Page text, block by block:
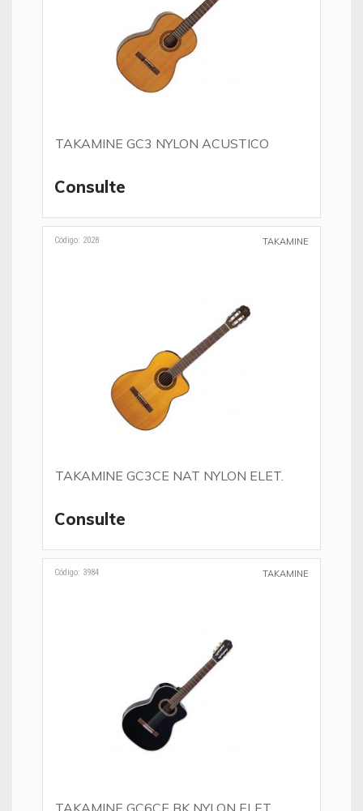
TAKAMINE GC3 NYLON ACUSTICO
Consulte
Código: 2028 TAKAMINE
TAKAMINE GC3CE NAT NYLON ELET.
Consulte
Código: 3984 TAKAMINE
TAKAMINE GC6CE BK NYLON ELET.